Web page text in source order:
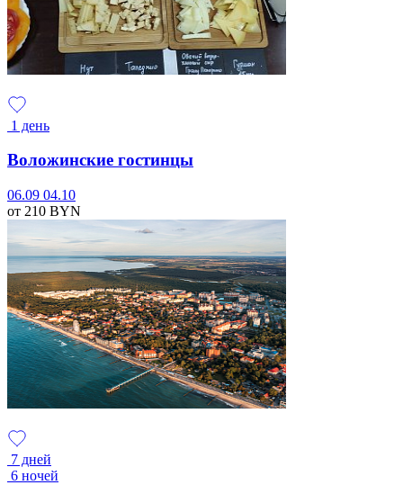
1 день
Воложинские гостинцы
06.09 04.10
от 210 BYN
7 дней
6 ночей